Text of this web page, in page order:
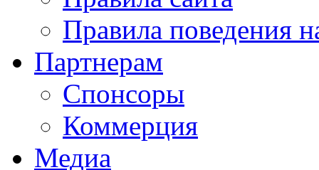
Правила поведения
Партнерам
Спонсоры
Коммерция
Медиа